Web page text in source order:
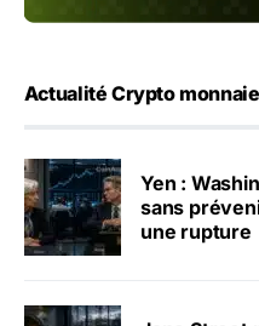
Actualité Crypto monnaie
Yen :
sans
une rupture